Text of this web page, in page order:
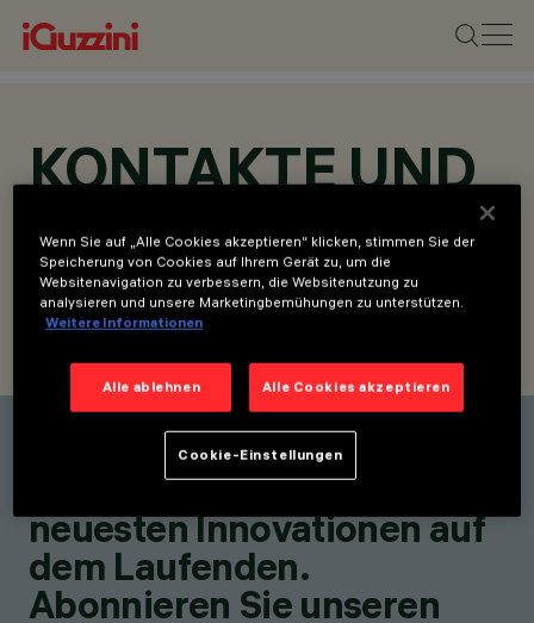
KONTAKTE UND
STANDORTE
KONTAKT SUCHEN ANFRAGE SENDEN
Einen Kontakt finden
Bleiben Sie über unsere
neuesten Innovationen auf
dem Laufenden.
Abonnieren Sie unseren
Wenn Sie auf „Alle Cookies akzeptieren“ klicken, stimmen Sie der
Speicherung von Cookies auf Ihrem Gerät zu, um die
Websitenavigation zu verbessern, die Websitenutzung zu
analysieren und unsere Marketingbemühungen zu unterstützen.
Weitere Informationen
Alle ablehnen Alle Cookies akzeptieren
Cookie-Einstellungen